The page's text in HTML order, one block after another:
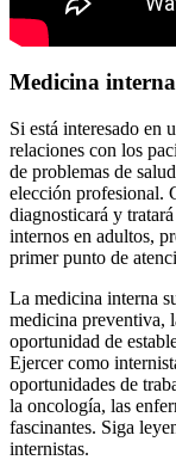
Medicina interna
Si está interesado en
relaciones con los
de problemas de
elección profesional.
diagnosticará y
internos en adultos,
primer punto de
La medicina interna
medicina preventiva,
oportunidad de
Ejercer como
oportunidades de
la oncología, las
fascinantes. Siga
internistas.